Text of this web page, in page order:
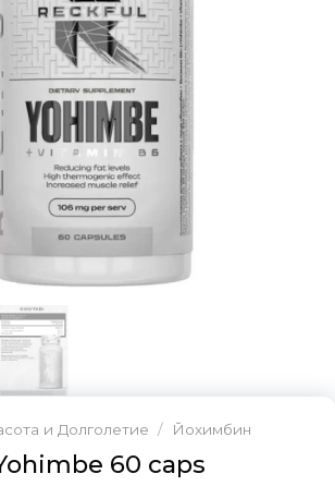
и Долголетие / Йохимбин
60 caps